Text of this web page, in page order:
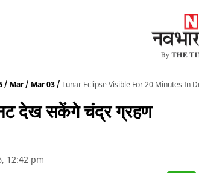
Mar Mar 03 Lunar Eclipse Visible For 20 Minutes In
देख सकेंगे चंद्र ग्रहण
12:42 pm